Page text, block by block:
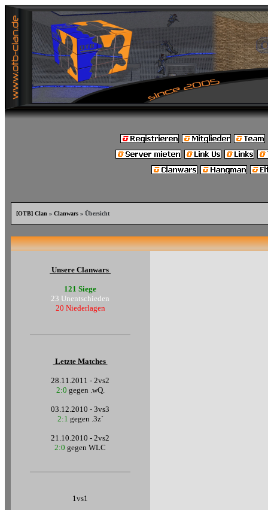
[OTB] Clan » Clanwars» Übersicht
Unsere Clanwars
121 Siege
23 Unentschieden
20 Niederlagen
Letzte Matches
28.11.2011 - 2vs2
2:0 gegen .wQ.
03.12.2010 - 3vs3
2:1 gegen .3z`
21.10.2010 - 2vs2
2:0 gegen WLC
1vs1